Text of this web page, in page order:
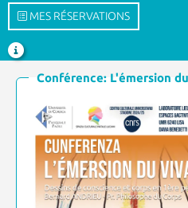
MES RÉSERVATIONS
Conférence: